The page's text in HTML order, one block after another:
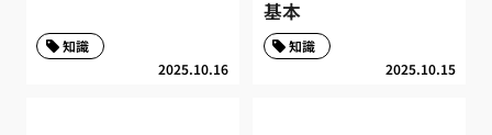
2025.10.16
知識
基本
2025.10.15
知識